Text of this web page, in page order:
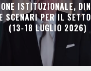
ISTITUZIONALE,
SCENARI PER IL
(13-18 LUGLIO 2026)